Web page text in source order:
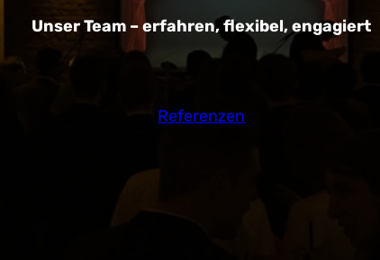
Unser Team – erfahren, flexibel, engagiert
Referenzen